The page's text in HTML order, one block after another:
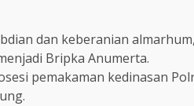
dan keberanian
Bripka Anumerta.
pemakaman kedinasan